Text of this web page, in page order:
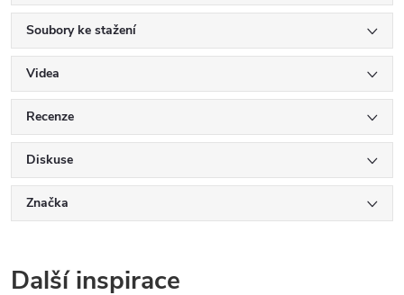
Soubory ke stažení
Videa
Recenze
Diskuse
Značka
Další inspirace